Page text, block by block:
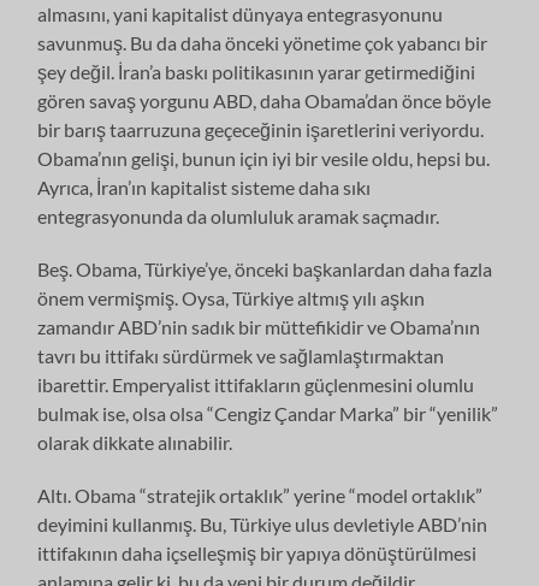
almasını, yani kapitalist dünyaya entegrasyonunu
savunmuş. Bu da daha önceki yönetime çok yabancı bir
şey değil. İran’a baskı politikasının yarar getirmediğini
gören savaş yorgunu ABD, daha Obama’dan önce böyle
bir barış taarruzuna geçeceğinin işaretlerini veriyordu.
Obama’nın gelişi, bunun için iyi bir vesile oldu, hepsi bu.
Ayrıca, İran’ın kapitalist sisteme daha sıkı
entegrasyonunda da olumluluk aramak saçmadır.
Beş. Obama, Türkiye’ye, önceki başkanlardan daha fazla
önem vermişmiş. Oysa, Türkiye altmış yılı aşkın
zamandır ABD’nin sadık bir müttefikidir ve Obama’nın
tavrı bu ittifakı sürdürmek ve sağlamlaştırmaktan
ibarettir. Emperyalist ittifakların güçlenmesini olumlu
bulmak ise, olsa olsa “Cengiz Çandar Marka” bir “yenilik”
olarak dikkate alınabilir.
Altı. Obama “stratejik ortaklık” yerine “model ortaklık”
deyimini kullanmış. Bu, Türkiye ulus devletiyle ABD’nin
ittifakının daha içselleşmiş bir yapıya dönüştürülmesi
anlamına gelir ki, bu da yeni bir durum değildir.